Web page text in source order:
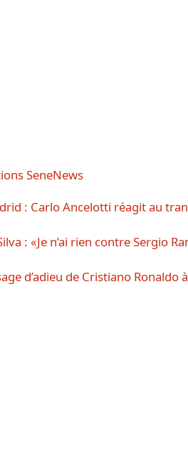
: Carlo Ancelotti réagit au
: «Je n’ai rien contre Sergio
d’adieu de Cristiano Ronaldo